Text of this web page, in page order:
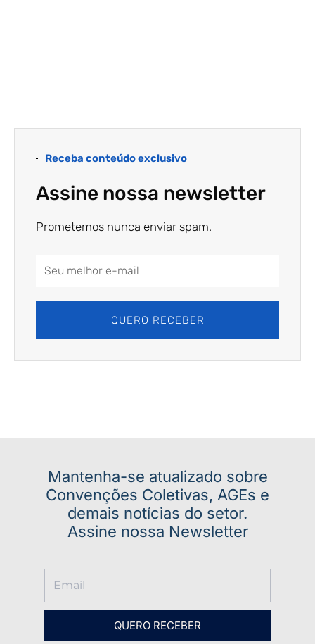
Receba conteúdo exclusivo
Assine nossa newsletter
Prometemos nunca enviar spam.
Email
QUERO RECEBER
Mantenha-se atualizado sobre
Convenções Coletivas, AGEs e
demais notícias do setor.
Assine nossa Newsletter
QUERO RECEBER